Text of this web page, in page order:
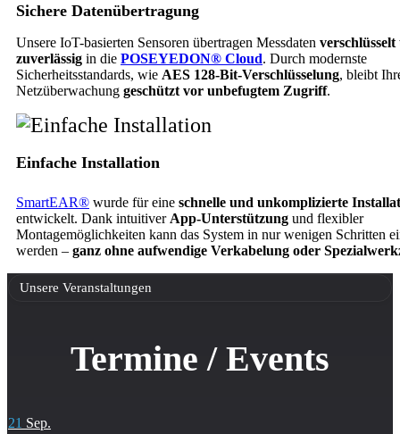
Sichere Datenübertragung
Unsere IoT-basierten Sensoren übertragen Messdaten verschlüsselt
zuverlässig in die POSEYEDON® Cloud. Durch modernste
Sicherheitsstandards, wie AES 128-Bit-Verschlüsselung, bleibt
Netzüberwachung geschützt vor unbefugtem Zugriff.
Einfache Installation
SmartEAR® wurde für eine schnelle und unkomplizierte
entwickelt. Dank intuitiver App-Unterstützung und flexibler
Montagemöglichkeiten kann das System in nur wenigen Schritten
werden – ganz ohne aufwendige Verkabelung oder
Unsere Veranstaltungen
Termine / Events
21 Sep.